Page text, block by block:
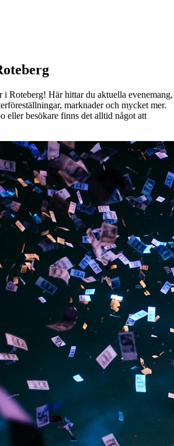
i Roteberg! Här hittar du aktuella evenemang,
marknader och mycket mer.
eller besökare finns det alltid något att